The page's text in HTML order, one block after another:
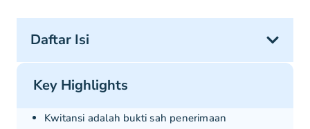
Key Highlights
Kwitansi adalah bukti sah penerimaan
Daftar Isi